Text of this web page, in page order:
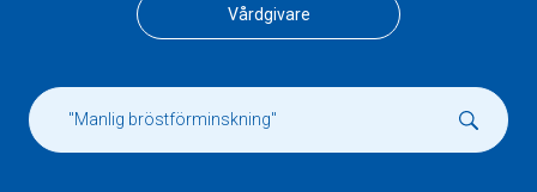
Vårdgivare